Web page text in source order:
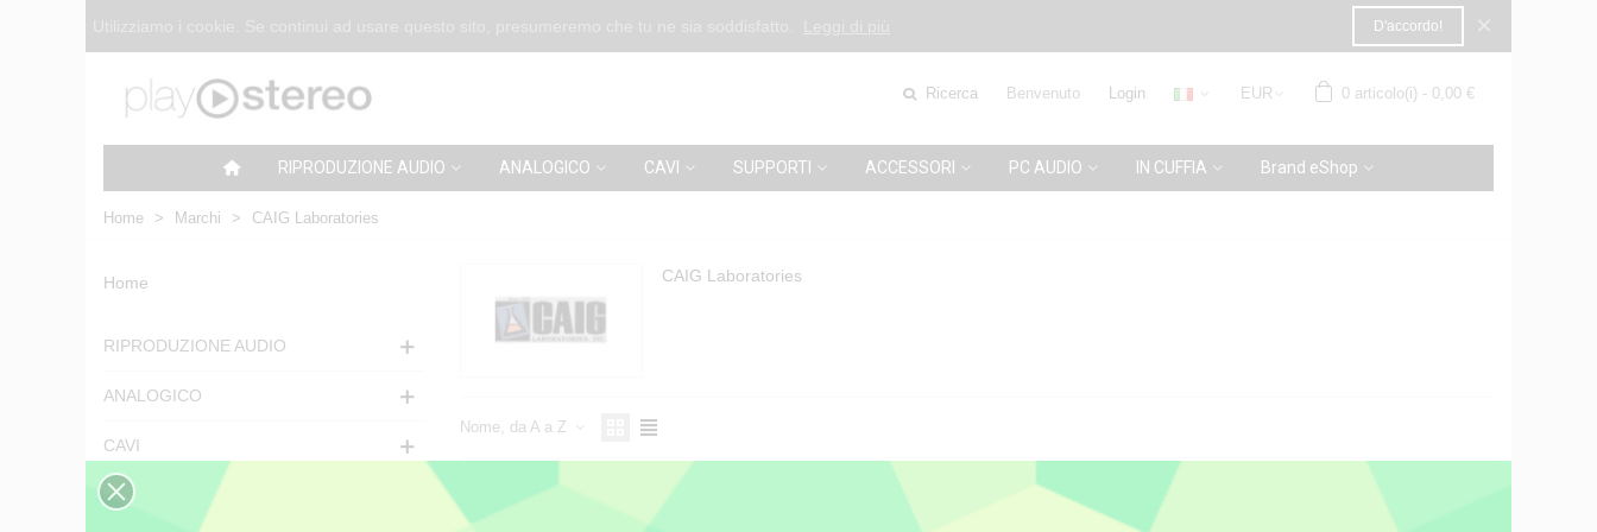
D'accordo!
Ricerca Benvenuto Login EUR 0 articolo(i) - 0,00 €
RIPRODUZIONE AUDIO ANALOGICO CAVI SUPPORTI ACCESSORI PC AUDIO IN CUFFIA Brand eShop
Home > Marchi > CAIG Laboratories
Home
RIPRODUZIONE AUDIO
ANALOGICO
CAVI
SUPPORTI
CAIG Laboratories
Nome, da A a Z